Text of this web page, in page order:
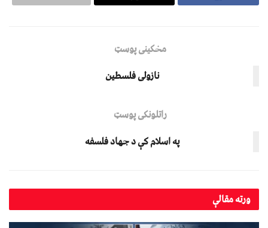
مخکینی پوسټ
نازولی فلسطين
راتلونکی پوسټ
په اسلام کې د جهاد فلسفه
ورتهمقالې